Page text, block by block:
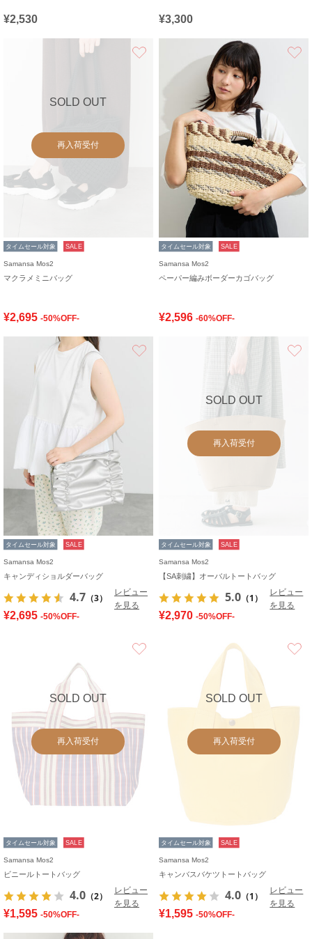
¥2,530 ¥3,300
SOLD OUT
再入荷受付
タイムセール対象 SALE
Samansa Mos2
マクラメミニバッグ
¥2,695 -50%OFF-
タイムセール対象 SALE
Samansa Mos2
ペーパー編みボーダーカゴバッグ
¥2,596 -60%OFF-
タイムセール対象 SALE
Samansa Mos2
キャンディショルダーバッグ
4.7 （3）
レビュー
を見る
¥2,695 -50%OFF-
SOLD OUT
再入荷受付
タイムセール対象 SALE
Samansa Mos2
【SA刺繍】オーバルトートバッグ
5.0 （1）
レビュー
を見る
¥2,970 -50%OFF-
SOLD OUT
再入荷受付
タイムセール対象 SALE
Samansa Mos2
ビニールトートバッグ
4.0 （2）
レビュー
を見る
¥1,595 -50%OFF-
SOLD OUT
再入荷受付
タイムセール対象 SALE
Samansa Mos2
キャンバスバケツトートバッグ
4.0 （1）
レビュー
を見る
¥1,595 -50%OFF-